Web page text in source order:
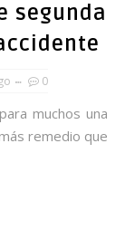
segunda
0
muchos una
remedio que